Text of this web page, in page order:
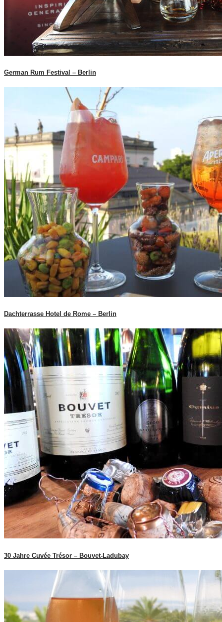
German Rum Festival – Berlin
Dachterrasse Hotel de Rome – Berlin
30 Jahre Cuvée Trésor – Bouvet-Ladubay